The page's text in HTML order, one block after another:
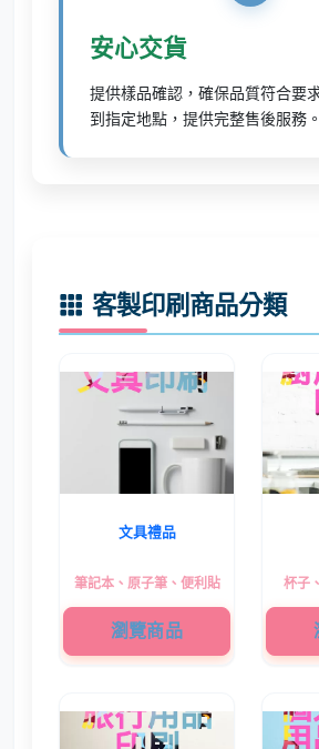
安心交貨
提供樣品確認，確保品質符合要
到指定地點，提供完整售後服務。
客製印刷商品分類
文具禮品
筆記本、原子筆、便利貼
瀏覽商品
杯子